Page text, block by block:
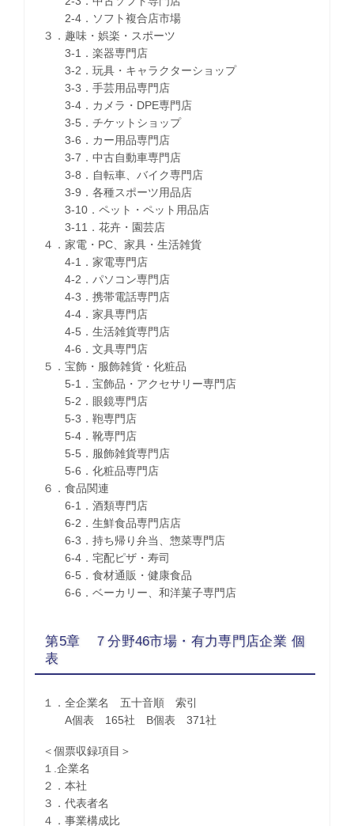
2-4．ソフト複合店市場
３．趣味・娯楽・スポーツ
3-1．楽器専門店
3-2．玩具・キャラクターショップ
3-3．手芸用品専門店
3-4．カメラ・DPE専門店
3-5．チケットショップ
3-6．カー用品専門店
3-7．中古自動車専門店
3-8．自転車、バイク専門店
3-9．各種スポーツ用品店
3-10．ペット・ペット用品店
3-11．花卉・園芸店
４．家電・PC、家具・生活雑貨
4-1．家電専門店
4-2．パソコン専門店
4-3．携帯電話専門店
4-4．家具専門店
4-5．生活雑貨専門店
4-6．文具専門店
５．宝飾・服飾雑貨・化粧品
5-1．宝飾品・アクセサリー専門店
5-2．眼鏡専門店
5-3．鞄専門店
5-4．靴専門店
5-5．服飾雑貨専門店
5-6．化粧品専門店
６．食品関連
6-1．酒類専門店
6-2．生鮮食品専門店店
6-3．持ち帰り弁当、惣菜専門店
6-4．宅配ピザ・寿司
6-5．食材通販・健康食品
6-6．ベーカリー、和洋菓子専門店
第5章 ７分野46市場・有力専門店企業 個
表
１．全企業名 五十音順 索引
A個表 165社 B個表 371社
＜個票収録項目＞
１.企業名
２．本社
３．代表者名
４．事業構成比